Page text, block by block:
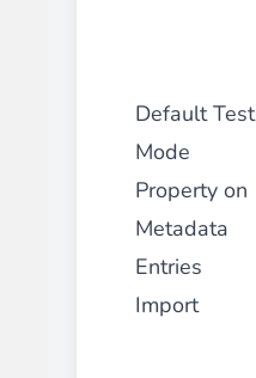
Default Test
Mode
Property on
Metadata
Entries
Import